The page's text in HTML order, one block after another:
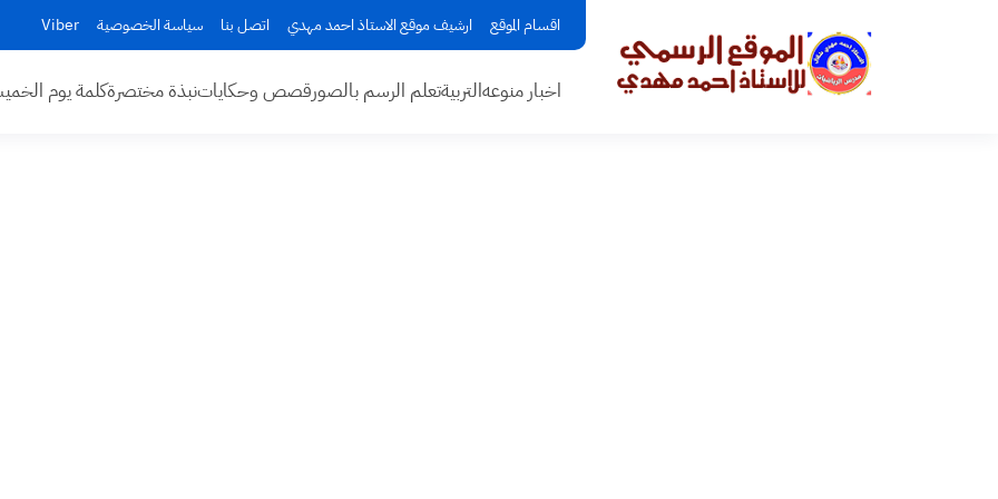
اقسام الموقع ارشيف موقع الاستاذ احمد مهدي اتصل بنا سياسة الخصوصية Viber
اخبار منوعهالتربيةتعلم الرسم بالصورقصص وحكاياتنبذة مختصرةكلمة يوم